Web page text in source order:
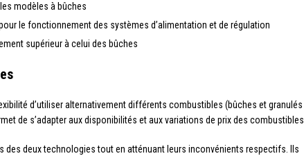
modèles à bûches
le fonctionnement des systèmes d’alimentation et de régulation
supérieur à celui des bûches
d’utiliser alternativement différents combustibles (bûches et granulés
de s’adapter aux disponibilités et aux variations de prix des combustibles.
des deux technologies tout en atténuant leurs inconvénients respectifs. Ils